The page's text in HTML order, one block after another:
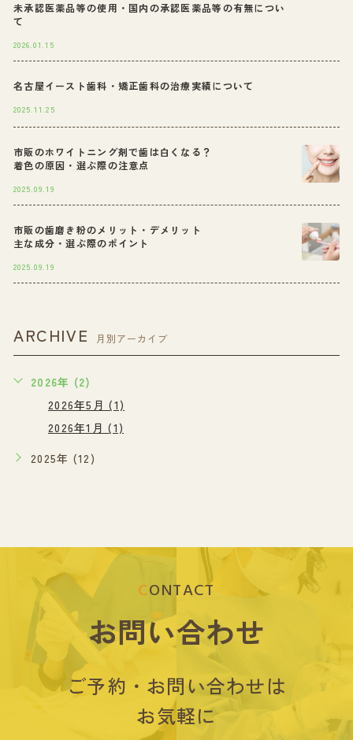
未承認医薬品等の使用・国内の承認医薬品等の有無につい
て
2026.01.15
名古屋イースト歯科・矯正歯科の治療実績について
2025.11.25
市販のホワイトニング剤で歯は白くなる？
着色の原因・選ぶ際の注意点
2025.09.19
市販の歯磨き粉のメリット・デメリット
主な成分・選ぶ際のポイント
2025.09.19
ARCHIVE 月別アーカイブ
2026年 (2)
2026年5月 (1)
2026年1月 (1)
2025年 (12)
CONTACT
お問い合わせ
ご予約・お問い合わせは
お気軽に